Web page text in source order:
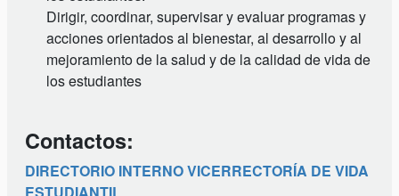
Dirigir, coordinar, supervisar y evaluar programas y
acciones orientados al bienestar, al desarrollo y al
mejoramiento de la salud y de la calidad de vida de
los estudiantes
Contactos:
DIRECTORIO INTERNO VICERRECTORÍA DE VIDA